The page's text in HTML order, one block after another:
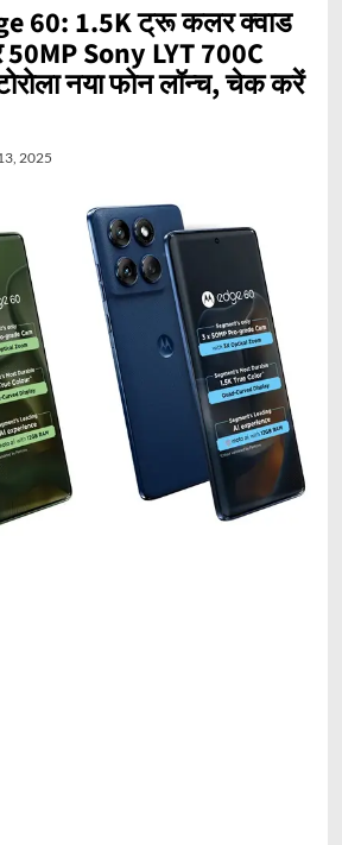
60: 1.5K ट्रू कलर क्वाड
50MP Sony LYT 700C
नया फोन लॉन्च, चेक करें
2025